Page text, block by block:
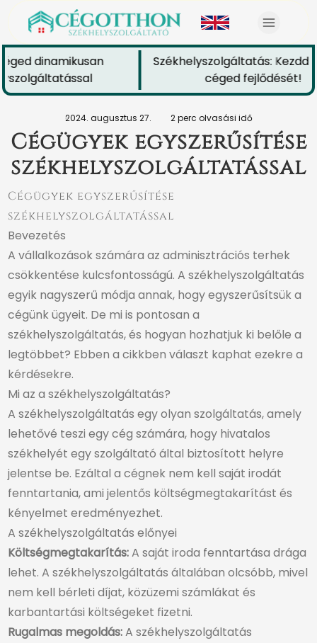
dinamikusan
Székhelyszolgáltatás: Kezdd
céged fejlődését!
2024. augusztus 27. 2 perc olvasási idő
Cégügyek egyszerűsítése
székhelyszolgáltatással
Cégügyek egyszerűsítése
székhelyszolgáltatással
Bevezetés
A vállalkozások számára az adminisztrációs terhek
csökkentése kulcsfontosságú. A székhelyszolgáltatás
egyik nagyszerű módja annak, hogy egyszerűsítsük a
cégünk ügyeit. De mi is pontosan a
székhelyszolgáltatás, és hogyan hozhatjuk ki belőle a
legtöbbet? Ebben a cikkben választ kaphat ezekre a
kérdésekre.
Mi az a székhelyszolgáltatás?
A székhelyszolgáltatás egy olyan szolgáltatás, amely
lehetővé teszi egy cég számára, hogy hivatalos
székhelyét egy szolgáltató által biztosított helyre
jelentse be. Ezáltal a cégnek nem kell saját irodát
fenntartania, ami jelentős költségmegtakarítást és
kényelmet eredményezhet.
A székhelyszolgáltatás előnyei
Költségmegtakarítás:A saját iroda fenntartása drága
lehet. A székhelyszolgáltatás általában olcsóbb, mivel
nem kell bérleti díjat, közüzemi számlákat és
karbantartási költségeket fizetni.
Rugalmas megoldás:A székhelyszolgáltatás